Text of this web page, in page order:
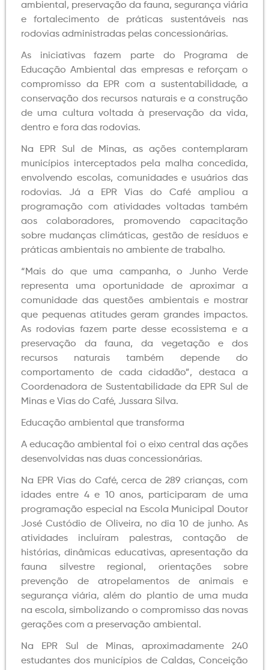
ambiental, preservação da fauna, segurança viária
e fortalecimento de práticas sustentáveis nas
rodovias administradas pelas concessionárias.
As iniciativas fazem parte do Programa de
Educação Ambiental das empresas e reforçam o
compromisso da EPR com a sustentabilidade, a
conservação dos recursos naturais e a construção
de uma cultura voltada à preservação da vida,
dentro e fora das rodovias.
Na EPR Sul de Minas, as ações contemplaram
municípios interceptados pela malha concedida,
envolvendo escolas, comunidades e usuários das
rodovias. Já a EPR Vias do Café ampliou a
programação com atividades voltadas também
aos colaboradores, promovendo capacitação
sobre mudanças climáticas, gestão de resíduos e
práticas ambientais no ambiente de trabalho.
“Mais do que uma campanha, o Junho Verde
representa uma oportunidade de aproximar a
comunidade das questões ambientais e mostrar
que pequenas atitudes geram grandes impactos.
As rodovias fazem parte desse ecossistema e a
preservação da fauna, da vegetação e dos
recursos naturais também depende do
comportamento de cada cidadão”, destaca a
Coordenadora de Sustentabilidade da EPR Sul de
Minas e Vias do Café, Jussara Silva.
Educação ambiental que transforma
A educação ambiental foi o eixo central das ações
desenvolvidas nas duas concessionárias.
Na EPR Vias do Café, cerca de 289 crianças, com
idades entre 4 e 10 anos, participaram de uma
programação especial na Escola Municipal Doutor
José Custódio de Oliveira, no dia 10 de junho. As
atividades incluíram palestras, contação de
histórias, dinâmicas educativas, apresentação da
fauna silvestre regional, orientações sobre
prevenção de atropelamentos de animais e
segurança viária, além do plantio de uma muda
na escola, simbolizando o compromisso das novas
gerações com a preservação ambiental.
Na EPR Sul de Minas, aproximadamente 240
estudantes dos municípios de Caldas, Conceição